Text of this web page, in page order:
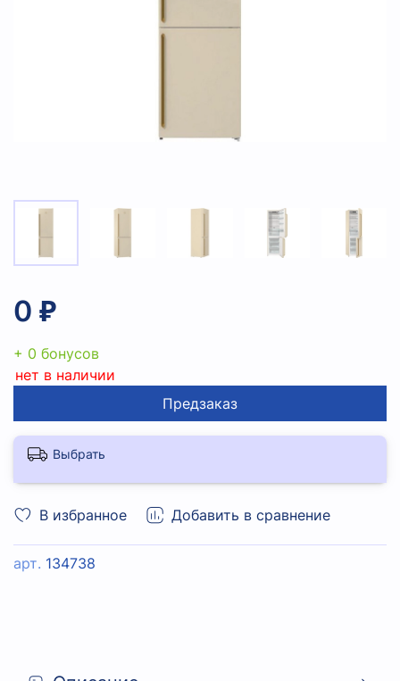
В избранное Добавить в сравнение
арт. 134738
0 ₽
+ 0 бонусов
нет в наличии
Предзаказ
Выбрать